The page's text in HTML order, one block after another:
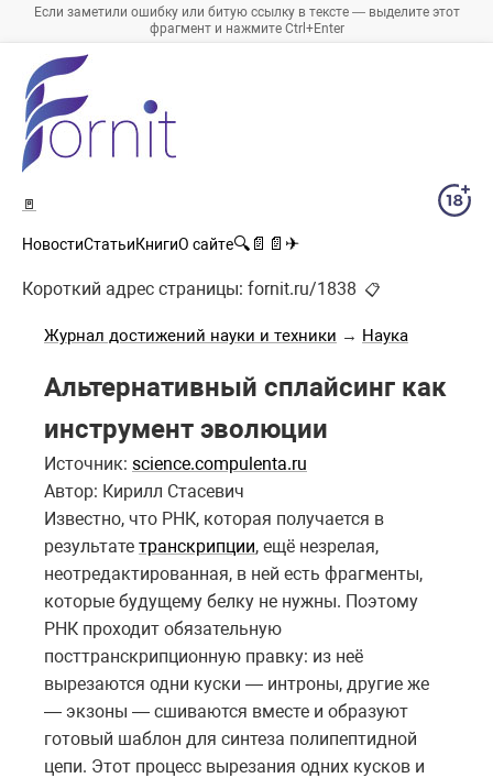
Если заметили ошибку или битую ссылку в тексте — выделите этот
фрагмент и нажмите Ctrl+Enter
🚪
НовостиСтатьиКнигиО сайте🔍 📄 📄 ✈
Короткий адрес страницы: fornit.ru/1838 📋
Журнал достижений науки и техники → Наука
Альтернативный сплайсинг как
инструмент эволюции
Источник: science.compulenta.ru
Автор: Кирилл Стасевич
Известно, что РНК, которая получается в
результате транскрипции, ещё незрелая,
неотредактированная, в ней есть фрагменты,
которые будущему белку не нужны. Поэтому
РНК проходит обязательную
посттранскрипционную правку: из неё
вырезаются одни куски — интроны, другие же
— экзоны — сшиваются вместе и образуют
готовый шаблон для синтеза полипептидной
цепи. Этот процесс вырезания одних кусков и